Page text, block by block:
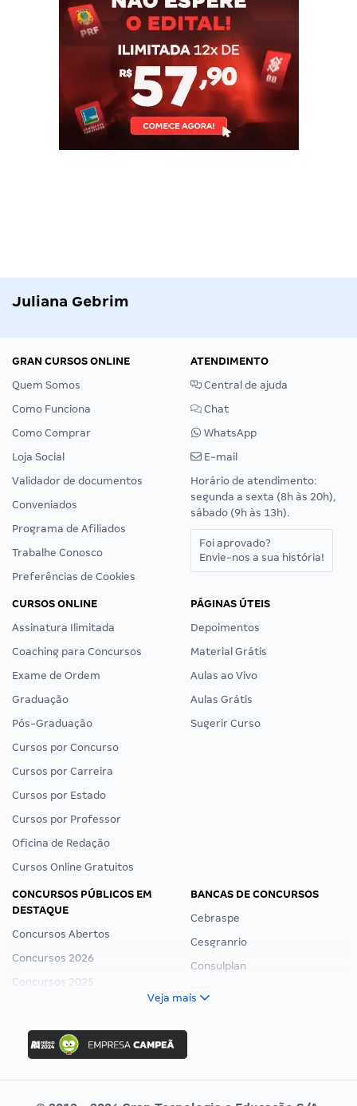
Juliana Gebrim
GRAN CURSOS ONLINE
Quem Somos
Como Funciona
Como Comprar
Loja Social
Validador de documentos
Conveniados
Programa de Afiliados
Trabalhe Conosco
Preferências de Cookies
ATENDIMENTO
Central de ajuda
Chat
WhatsApp
E-mail
Horário de atendimento:
segunda a sexta (8h às 20h),
sábado (9h às 13h).
Foi aprovado?
Envie-nos a sua história!
CURSOS ONLINE
Assinatura Ilimitada
Coaching para Concursos
Exame de Ordem
Graduação
Pós-Graduação
Cursos por Concurso
Cursos por Carreira
Cursos por Estado
Cursos por Professor
Oficina de Redação
Cursos Online Gratuitos
PÁGINAS ÚTEIS
Depoimentos
Material Grátis
Aulas ao Vivo
Aulas Grátis
Sugerir Curso
CONCURSOS PÚBLICOS EM
DESTAQUE
Concursos Abertos
Concursos 2026
Concursos 2025
Concurso Ibama
Concurso MPU
Editais publicados
BANCAS DE CONCURSOS
Cebraspe
Cesgranrio
Consulplan
Veja mais